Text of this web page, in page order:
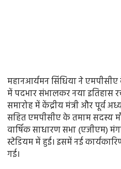
महानआर्यमन सिंधिया ने
में पदभार संभालकर नया इतिहास
समारोह में केंद्रीय मंत्री और पूर्व
सहित एमपीसीए के तमाम सदस्य
वार्षिक साधारण सभा (एजीएम)
स्टेडियम में हुई। इसमें नई
गई।